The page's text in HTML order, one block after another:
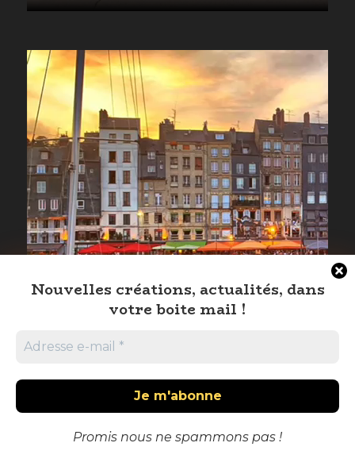
Nouvelles créations, actualités, dans
votre boite mail !
Promis nous ne spammons pas !